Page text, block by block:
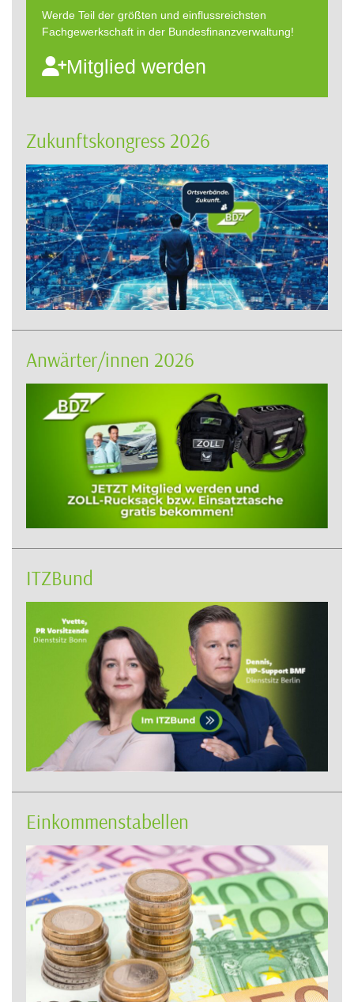
Werde Teil der größten und einflussreichsten
Fachgewerkschaft in der Bundesfinanzverwaltung!
Mitglied werden
Zukunftskongress 2026
Anwärter/innen 2026
ITZBund
Einkommenstabellen